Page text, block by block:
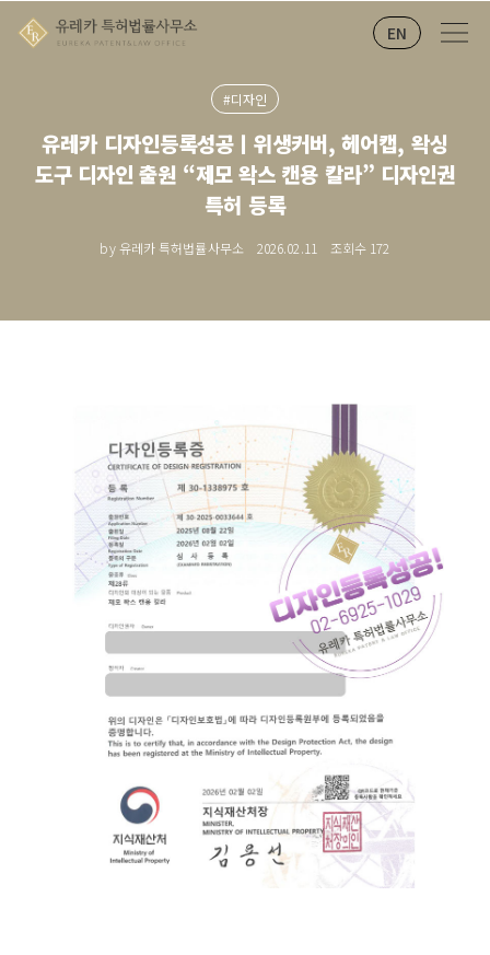
EN
#디자인
유레카 디자인등록성공ㅣ위생커버, 헤어캡, 왁싱
도구 디자인 출원 “제모 왁스 캔용 칼라” 디자인권
특허 등록
by 유레카 특허법률사무소 2026.02.11 조회수 172